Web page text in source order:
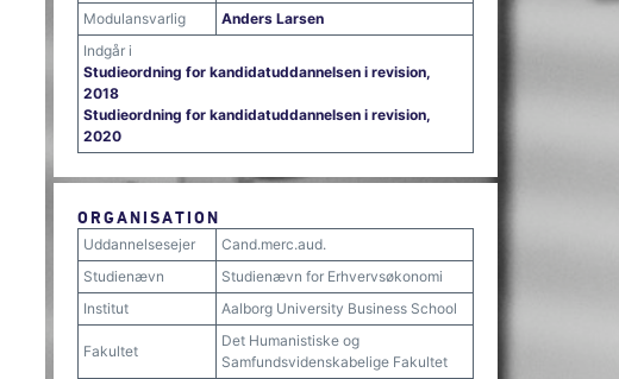
Modulansvarlig
Anders Larsen
Indgår i
Studieordning for kandidatuddannelsen i revision,
2018
Studieordning for kandidatuddannelsen i revision,
2020
ORGANISATION
Uddannelsesejer
Cand.merc.aud.
Studienævn
Studienævn for Erhvervsøkonomi
Institut
Aalborg University Business School
Fakultet
Det Humanistiske og
Samfundsvidenskabelige Fakultet